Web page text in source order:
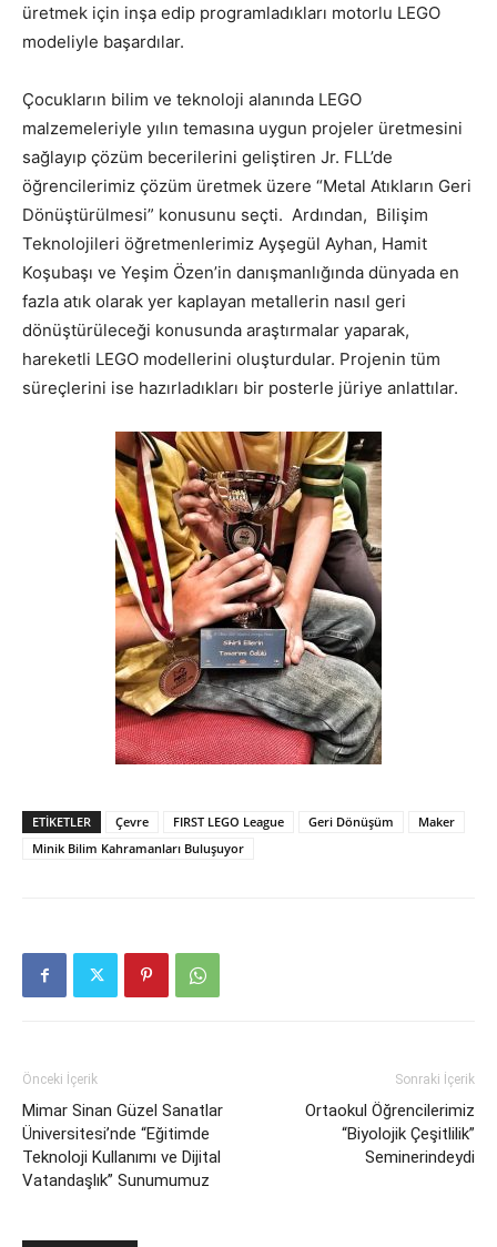
üretmek için inşa edip programladıkları motorlu LEGO
modeliyle başardılar.
Çocukların bilim ve teknoloji alanında LEGO
malzemeleriyle yılın temasına uygun projeler üretmesini
sağlayıp çözüm becerilerini geliştiren Jr. FLL’de
öğrencilerimiz çözüm üretmek üzere “Metal Atıkların Geri
Dönüştürülmesi” konusunu seçti. Ardından, Bilişim
Teknolojileri öğretmenlerimiz Ayşegül Ayhan, Hamit
Koşubaşı ve Yeşim Özen’in danışmanlığında dünyada en
fazla atık olarak yer kaplayan metallerin nasıl geri
dönüştürüleceği konusunda araştırmalar yaparak,
hareketli LEGO modellerini oluşturdular. Projenin tüm
süreçlerini ise hazırladıkları bir posterle jüriye anlattılar.
ETIKETLER Çevre FIRST LEGO League Geri Dönüşüm
Maker
Minik Bilim Kahramanları Buluşuyor
Önceki İçerik
Mimar Sinan Güzel Sanatlar
Üniversitesi’nde “Eğitimde
Teknoloji Kullanımı ve Dijital
Vatandaşlık” Sunumumuz
Sonraki İçerik
Ortaokul Öğrencilerimiz
“Biyolojik Çeşitlilik”
Seminerindeydi